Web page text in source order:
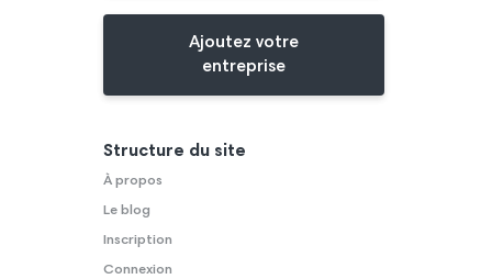
Ajoutez votre
entreprise
Structure du site
À propos
Le blog
Inscription
Connexion